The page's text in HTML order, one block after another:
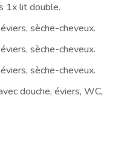
1x lit double.
sèche-cheveux.
sèche-cheveux.
sèche-cheveux.
douche, éviers, WC,